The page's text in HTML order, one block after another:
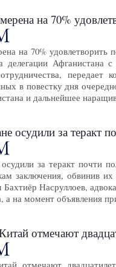
на 70%
на 70% удовлетворить
делегации Афганистана
в повестку дня
и дальнейшее
осудили за теракт
за теракт почти
заключения, обвинив
Бахтиёр Насруллоев,
а на момент объявления
отмечают
отмечают